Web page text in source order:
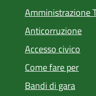
Amministrazione
Anticorruzione
Accesso civico
Come fare per
Bandi di gara